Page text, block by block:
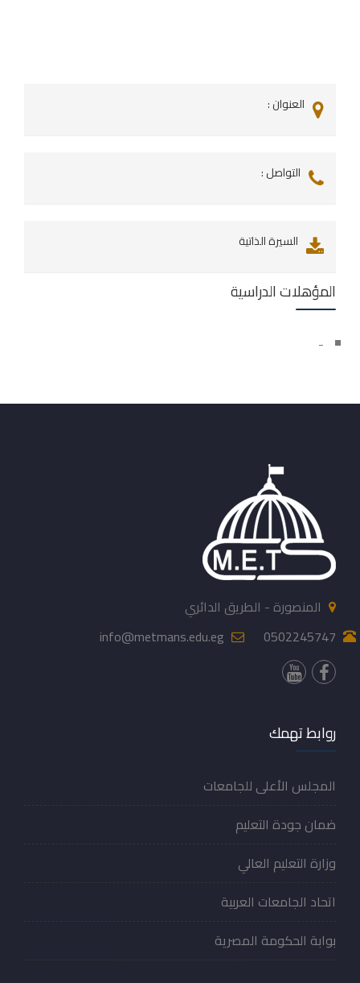
العنوان :
التواصل :
السيرة الذاتية
المؤهلات الدراسية
-
المنصورة - الطريق الدائري
0502245747
info@metmans.edu.eg
روابط تهمك
المجلس الأعلى للجامعات
ضمان جودة التعليم
وزارة التعليم العالي
اتحاد الجامعات العربية
بوابة الحكومة المصرية